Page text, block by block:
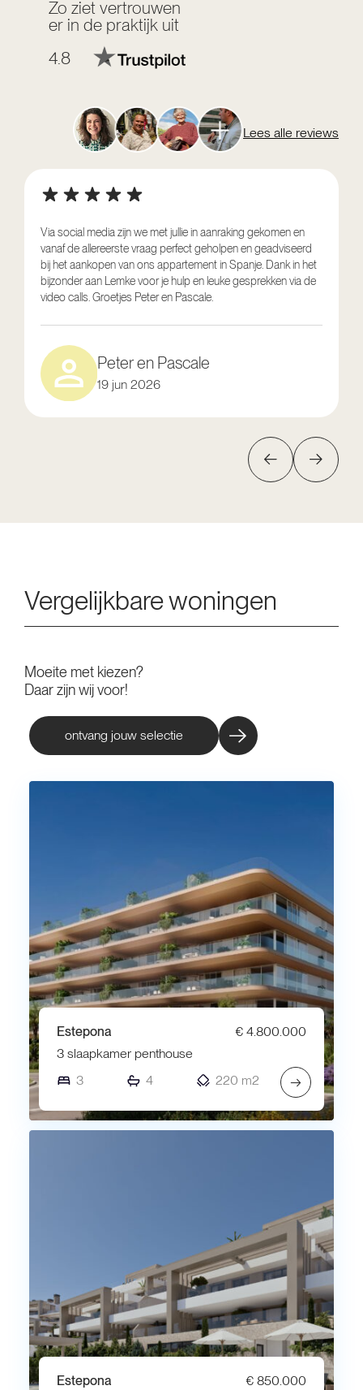
Zo ziet vertrouwen
er in de praktijk uit
4.8
Lees alle reviews
Via social media zijn we met jullie in aanraking gekomen en
vanaf de allereerste vraag perfect geholpen en geadviseerd
bij het aankopen van ons appartement in Spanje. Dank in het
bijzonder aan Lemke voor je hulp en leuke gesprekken via de
video calls. Groetjes Peter en Pascale.
Peter en Pascale
19 jun 2026
Vergelijkbare woningen
Moeite met kiezen?
Daar zijn wij voor!
ontvang jouw selectie
Estepona
€ 4.800.000
3 slaapkamer penthouse
3
4 220 m2 →
Estepona
€ 850.000